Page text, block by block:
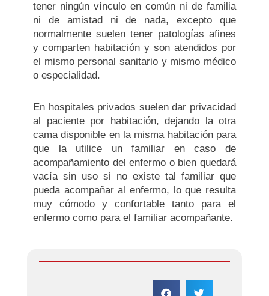
tener ningún vínculo en común ni de familia
ni de amistad ni de nada, excepto que
normalmente suelen tener patologías afines
y comparten habitación y son atendidos por
el mismo personal sanitario y mismo médico
o especialidad.
En hospitales privados suelen dar privacidad
al paciente por habitación, dejando la otra
cama disponible en la misma habitación para
que la utilice un familiar en caso de
acompañamiento del enfermo o bien quedará
vacía sin uso si no existe tal familiar que
pueda acompañar al enfermo, lo que resulta
muy cómodo y confortable tanto para el
enfermo como para el familiar acompañante.